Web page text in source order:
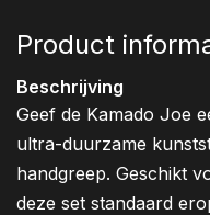
Product
Beschrijving
Geef de Kamado Joe
ultra-duurzame
handgreep. Geschikt
deze set standaard